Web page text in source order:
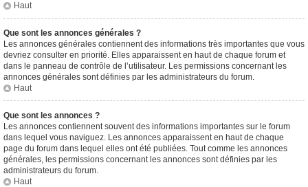
Haut
Que sont les annonces générales ?
Les annonces générales contiennent des informations très importantes que vous
devriez consulter en priorité. Elles apparaissent en haut de chaque forum et
dans le panneau de contrôle de l’utilisateur. Les permissions concernant les
annonces générales sont définies par les administrateurs du forum.
Haut
Que sont les annonces ?
Les annonces contiennent souvent des informations importantes sur le forum
dans lequel vous naviguez. Les annonces apparaissent en haut de chaque
page du forum dans lequel elles ont été publiées. Tout comme les annonces
générales, les permissions concernant les annonces sont définies par les
administrateurs du forum.
Haut